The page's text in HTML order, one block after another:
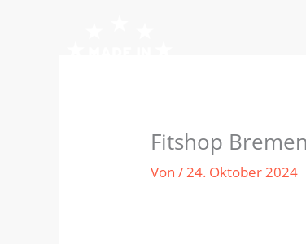
Fitshop Bremen
Von/24. Oktober 2024